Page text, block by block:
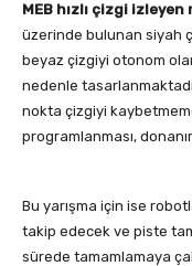
MEB hızlı çizgi izleyen
üzerinde bulunan siyah
beyaz çizgiyi otonom
nedenle
nokta çizgiyi
programlanması,
Bu yarışma için ise
takip edecek ve piste
sürede tamamlamaya